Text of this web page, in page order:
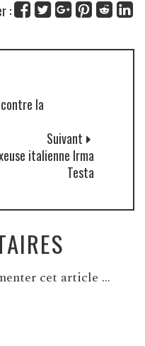
:
la
Suivant
italienne Irma
Testa
cet article ...